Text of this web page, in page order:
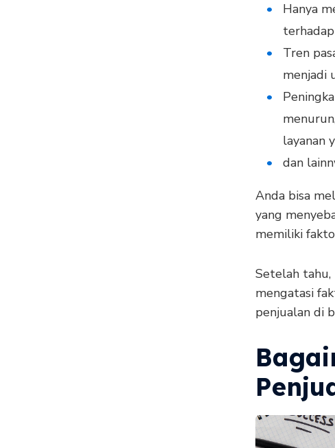
Hanya
Tren
menjadi
layanan
dan
Anda bisa
yang
memiliki
Setelah
mengatasi
penjualan di